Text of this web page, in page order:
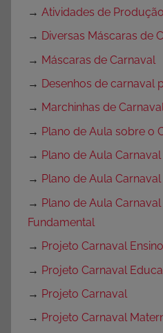
→ Atividades de
→ Diversas Máscaras de
→ Máscaras de Carnaval
→ Desenhos de carnaval
→ Marchinhas de
→ Plano de Aula sobre o
→ Plano de Aula Carnaval
→ Plano de Aula
→ Plano de Aula
Fundamental
→ Projeto Carnaval
→ Projeto Carnaval
→ Projeto Carnaval
→ Projeto Carnaval